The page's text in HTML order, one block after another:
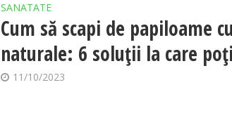
SANATATE
Cum să scapi de papiloame
naturale: 6 soluții la care
11/10/2023